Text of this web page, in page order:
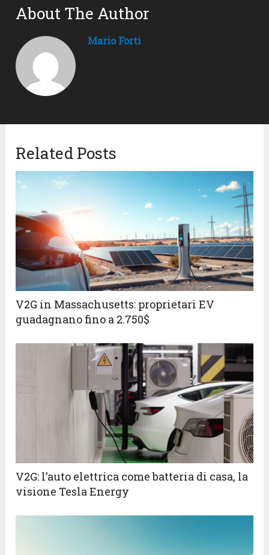
About The Author
Mario Forti
Related Posts
V2G in Massachusetts: proprietari EV
guadagnano fino a 2.750$
V2G: l’auto elettrica come batteria di casa, la
visione Tesla Energy